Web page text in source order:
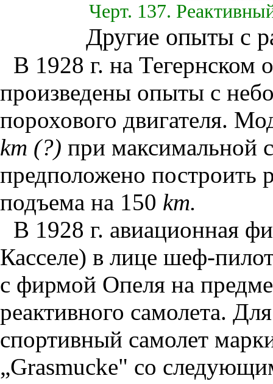
Черт. 137.
Другие опыты с
В 1928 г. на Тегернском
произведены опыты с
порохового двигателя.
km (?) при максимальной
предположено построить
подъема на 150 km.
В 1928 г. авиационная
Касселе) в лице шеф-
с фирмой Опеля на
реактивного самолета.
спортивный самолет
„Grasmucke" со